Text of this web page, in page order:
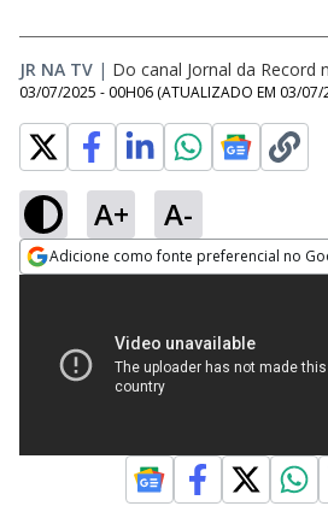
JR NA TV | Do canal Jornal da Record
03/07/2025 - 00H06 (ATUALIZADO EM 03/07/
A+ A-
Adicione como fonte preferencial no